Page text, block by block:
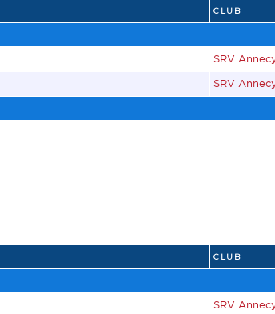
CLUB
SRV
SRV
CLUB
SRV